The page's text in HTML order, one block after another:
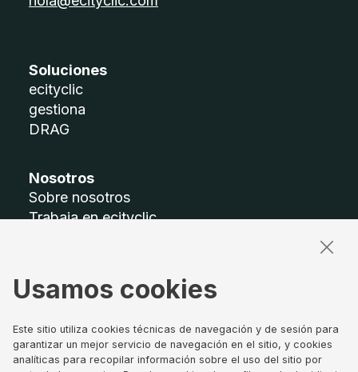
Soluciones
ecityclic
gestiona
DRAG
Nosotros
Sobre nosotros
Trabaja en ecityclic
Aviso legal
Política de privacidad
Política de Cookies
Usamos cookies
Este sitio utiliza cookies técnicas de navegación y de sesión para
garantizar un mejor servicio de navegación en el sitio, y cookies
analíticas para recopilar información sobre el uso del sitio por